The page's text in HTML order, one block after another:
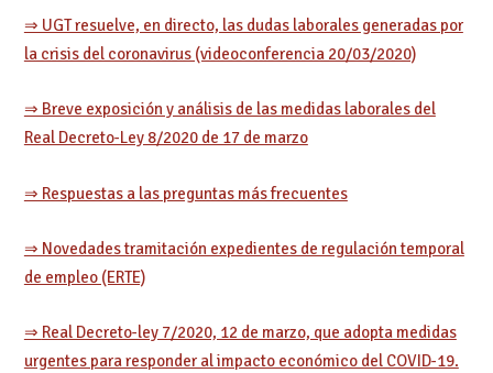
⇒ UGT resuelve, en directo, las dudas laborales generadas por
la crisis del coronavirus (videoconferencia 20/03/2020)
⇒ Breve exposición y análisis de las medidas laborales del
Real Decreto-Ley 8/2020 de 17 de marzo
⇒ Respuestas a las preguntas más frecuentes
⇒ Novedades tramitación expedientes de regulación temporal
de empleo (ERTE)
⇒ Real Decreto-ley 7/2020, 12 de marzo, que adopta medidas
urgentes para responder al impacto económico del COVID-19.